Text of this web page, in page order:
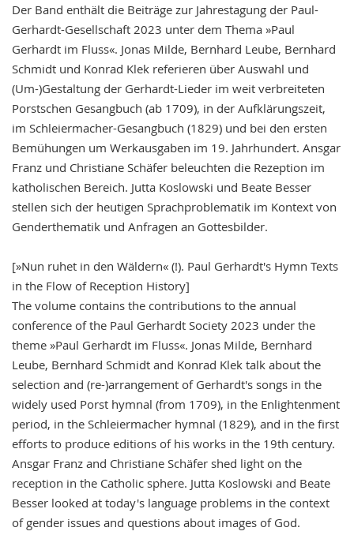
Der Band enthält die Beiträge zur Jahrestagung der Paul-
Gerhardt-Gesellschaft 2023 unter dem Thema »Paul
Gerhardt im Fluss«. Jonas Milde, Bernhard Leube, Bernhard
Schmidt und Konrad Klek referieren über Auswahl und
(Um-)Gestaltung der Gerhardt-Lieder im weit verbreiteten
Porstschen Gesangbuch (ab 1709), in der Aufklärungszeit,
im Schleiermacher-Gesangbuch (1829) und bei den ersten
Bemühungen um Werkausgaben im 19. Jahrhundert. Ansgar
Franz und Christiane Schäfer beleuchten die Rezeption im
katholischen Bereich. Jutta Koslowski und Beate Besser
stellen sich der heutigen Sprachproblematik im Kontext von
Genderthematik und Anfragen an Gottesbilder.
[»Nun ruhet in den Wäldern« (!). Paul Gerhardt's Hymn Texts
in the Flow of Reception History]
The volume contains the contributions to the annual
conference of the Paul Gerhardt Society 2023 under the
theme »Paul Gerhardt im Fluss«. Jonas Milde, Bernhard
Leube, Bernhard Schmidt and Konrad Klek talk about the
selection and (re-)arrangement of Gerhardt's songs in the
widely used Porst hymnal (from 1709), in the Enlightenment
period, in the Schleiermacher hymnal (1829), and in the first
efforts to produce editions of his works in the 19th century.
Ansgar Franz and Christiane Schäfer shed light on the
reception in the Catholic sphere. Jutta Koslowski and Beate
Besser looked at today's language problems in the context
of gender issues and questions about images of God.